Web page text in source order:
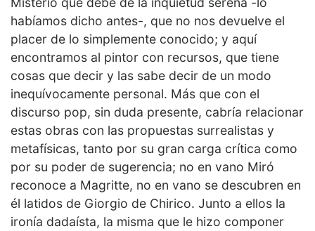
habíamos dicho antes-, que no nos devuelve el
placer de lo simplemente conocido; y aquí
encontramos al pintor con recursos, que tiene
cosas que decir y las sabe decir de un modo
inequívocamente personal. Más que con el
discurso pop, sin duda presente, cabría relacionar
estas obras con las propuestas surrealistas y
metafísicas, tanto por su gran carga crítica como
por su poder de sugerencia; no en vano Miró
reconoce a Magritte, no en vano se descubren en
él latidos de Giorgio de Chirico. Junto a ellos la
ironía dadaísta, la misma que le hizo componer